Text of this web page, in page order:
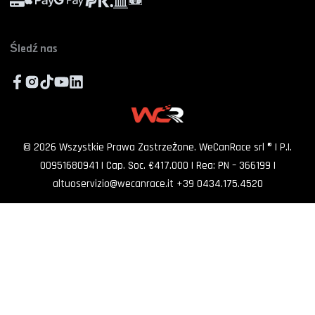
FAQ
Śledź nas
© 2026 Wszystkie Prawa Zastrzeżone. WeCanRace srl ® | P.I.
00951680941 | Cap. Soc. €417.000 | Rea: PN – 366199 |
altuoservizio@wecanrace.it +39 0434.175.4520